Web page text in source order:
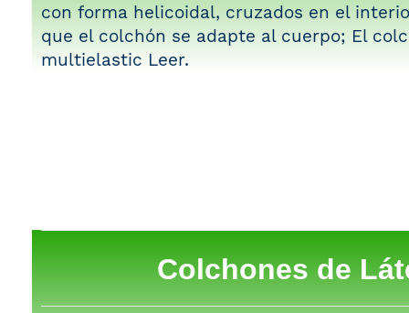
con forma helicoidal, cruzados en el
que el colchón se adapte al cuerpo; El
multielastic Leer.
Colchones de